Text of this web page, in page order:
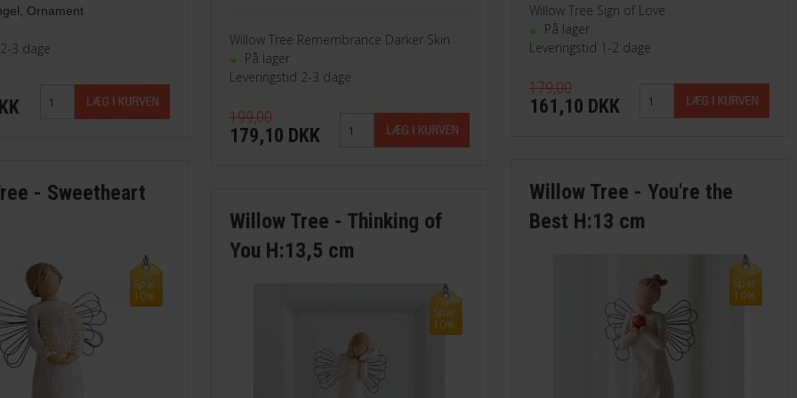
, Ornament
3 dage
- Sweetheart
Spar
10%
Willow Tree Remembrance Darker Skin
På lager
Leveringstid 2-3 dage
199,00
179,10 DKK
Willow Tree - Thinking of
You H:13,5 cm
Spar
10%
Willow Tree Sign of Love
På lager
Leveringstid 1-2 dage
179,00
161,10 DKK
Willow Tree - You're the
Best H:13 cm
Spar
10%